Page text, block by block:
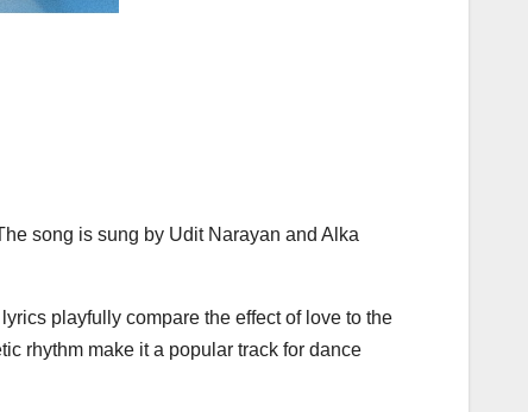
song is sung by Udit Narayan and Alka
playfully compare the effect of love to the
rhythm make it a popular track for dance